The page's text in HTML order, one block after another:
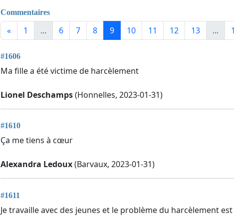
Commentaires
« 1 ... 6 7 8 9 10 11 12 13 ...
#1606
Ma fille a été victime de harcèlement
Lionel Deschamps(Honnelles, 2023-01-31)
#1610
Ça me tiens à cœur
Alexandra Ledoux(Barvaux, 2023-01-31)
#1611
Je travaille avec des jeunes et le problème du harcèlement